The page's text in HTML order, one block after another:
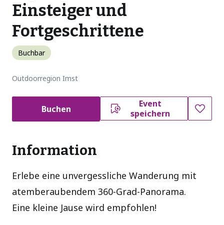
Einsteiger und
Fortgeschrittene
Buchbar
Outdoorregion Imst
Buchen
Event
speichern
Information
Erlebe eine unvergessliche Wanderung mit
atemberaubendem 360-Grad-Panorama.
Eine kleine Jause wird empfohlen!